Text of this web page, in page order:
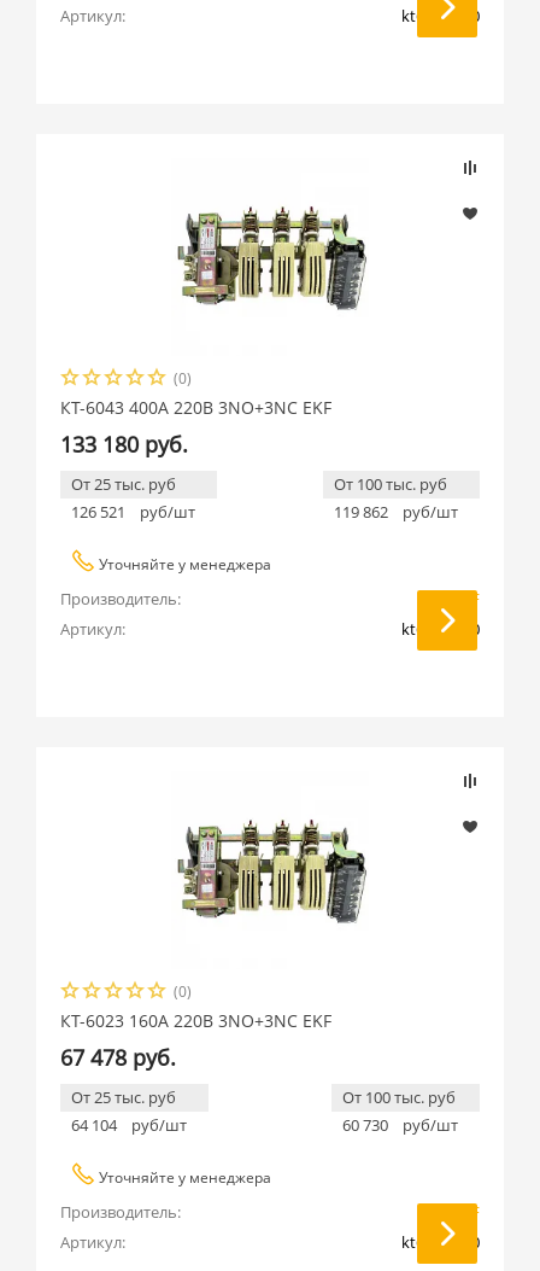
Артикул:
kt6043-380
(0)
КТ-6043 400А 220В 3NO+3NC EKF
133 180 руб.
От 25 тыс. руб
126 521
руб/шт
От 100 тыс. руб
119 862
руб/шт
Уточняйте у менеджера
Производитель:
EKF
Артикул:
kt6043-220
(0)
КТ-6023 160А 220В 3NO+3NC EKF
67 478 руб.
От 25 тыс. руб
64 104
руб/шт
От 100 тыс. руб
60 730
руб/шт
Уточняйте у менеджера
Производитель:
EKF
Артикул:
kt6023-220